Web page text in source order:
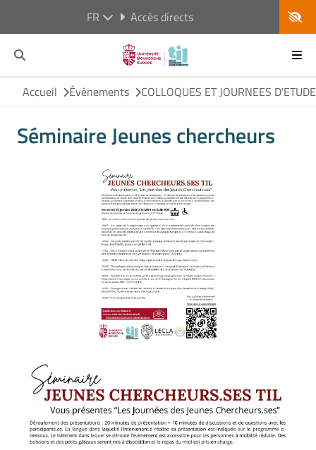
FR Accès directs
Accueil Événements COLLOQUES ET JOURNEES
Séminaire Jeunes chercheurs